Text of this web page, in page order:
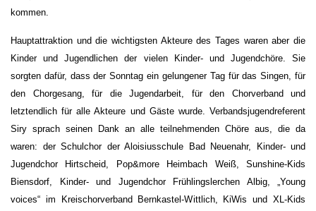
kommen.
Hauptattraktion und die wichtigsten Akteure des Tages waren aber die
Kinder und Jugendlichen der vielen Kinder- und Jugendchöre. Sie
sorgten dafür, dass der Sonntag ein gelungener Tag für das Singen, für
den Chorgesang, für die Jugendarbeit, für den Chorverband und
letztendlich für alle Akteure und Gäste wurde. Verbandsjugendreferent
Siry sprach seinen Dank an alle teilnehmenden Chöre aus, die da
waren: der Schulchor der Aloisiusschule Bad Neuenahr, Kinder- und
Jugendchor Hirtscheid, Pop&more Heimbach Weiß, Sunshine-Kids
Biensdorf, Kinder- und Jugendchor Frühlingslerchen Albig, „Young
voices“ im Kreischorverband Bernkastel-Wittlich, KiWis und XL-Kids